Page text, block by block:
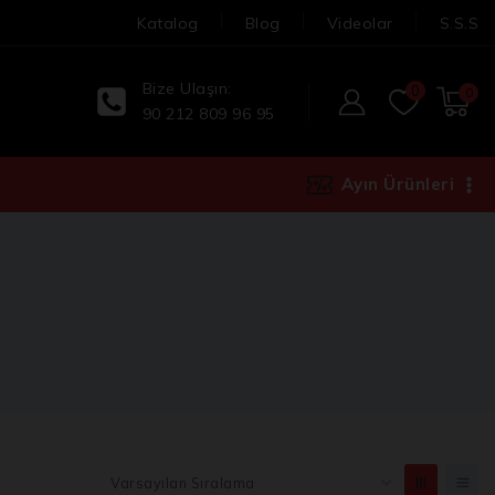
Katalog Blog Videolar S.S.S
Bize Ulaşın:
90 212 809 96 95
0 0
Ayın Ürünleri